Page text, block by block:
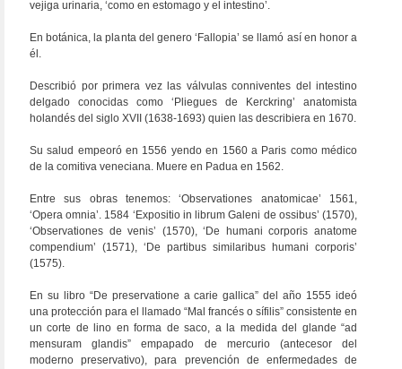
vejiga urinaria, ‘como en estomago y el intestino’.
En botánica, la planta del genero ‘Fallopia’ se llamó así en honor a
él.
Describió por primera vez las válvulas conniventes del intestino
delgado conocidas como ‘Pliegues de Kerckring’ anatomista
holandés del siglo XVII (1638-1693) quien las describiera en 1670.
Su salud empeoró en 1556 yendo en 1560 a Paris como médico
de la comitiva veneciana. Muere en Padua en 1562.
Entre sus obras tenemos: ‘Observationes anatomicae’ 1561,
‘Opera omnia’. 1584 ‘Expositio in librum Galeni de ossibus’ (1570),
‘Observationes de venis’ (1570), ‘De humani corporis anatome
compendium’ (1571), ‘De partibus similaribus humani corporis’
(1575).
En su libro “De preservatione a carie gallica” del año 1555 ideó
una protección para el llamado “Mal francés o sífilis” consistente en
un corte de lino en forma de saco, a la medida del glande “ad
mensuram glandis” empapado de mercurio (antecesor del
moderno preservativo), para prevención de enfermedades de